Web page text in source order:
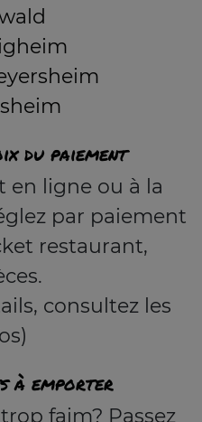
du paiement
en ligne ou à la
par paiement
restaurant,
consultez les
à emporter
faim? Passez